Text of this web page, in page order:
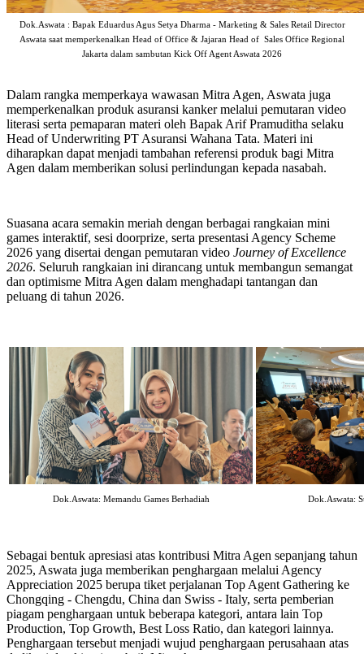
Dok.Aswata : Bapak Eduardus Agus Setya Dharma - Marketing & Sales Retail Director
Aswata saat memperkenalkan Head of Office & Jajaran Head of Sales Office Regional
Jakarta dalam sambutan Kick Off Agent Aswata 2026
Dalam rangka memperkaya wawasan Mitra Agen, Aswata juga
memperkenalkan produk asuransi kanker melalui pemutaran video
literasi serta pemaparan materi oleh Bapak Arif Pramuditha selaku
Head of Underwriting PT Asuransi Wahana Tata. Materi ini
diharapkan dapat menjadi tambahan referensi produk bagi Mitra
Agen dalam memberikan solusi perlindungan kepada nasabah.
Suasana acara semakin meriah dengan berbagai rangkaian mini
games interaktif, sesi doorprize, serta presentasi Agency Scheme
2026 yang disertai dengan pemutaran video Journey of Excellence
2026. Seluruh rangkaian ini dirancang untuk membangun semangat
dan optimisme Mitra Agen dalam menghadapi tantangan dan
peluang di tahun 2026.
Dok.Aswata: Memandu Games Berhadiah Dok.Aswata:
Sebagai bentuk apresiasi atas kontribusi Mitra Agen sepanjang tahun
2025, Aswata juga memberikan penghargaan melalui Agency
Appreciation 2025 berupa tiket perjalanan Top Agent Gathering ke
Chongqing - Chengdu, China dan Swiss - Italy, serta pemberian
piagam penghargaan untuk beberapa kategori, antara lain Top
Production, Top Growth, Best Loss Ratio, dan kategori lainnya.
Penghargaan tersebut menjadi wujud penghargaan perusahaan atas